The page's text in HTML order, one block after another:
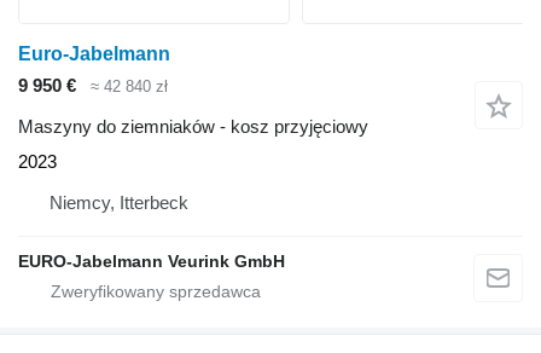
Euro-Jabelmann
9 950 €
≈ 42 840 zł
Maszyny do ziemniaków - kosz przyjęciowy
2023
Niemcy, Itterbeck
EURO-Jabelmann Veurink GmbH